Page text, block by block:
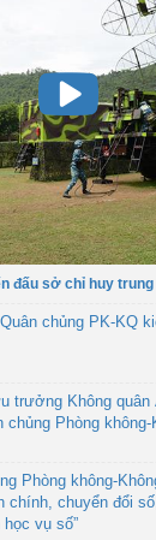
đấu sở chỉ huy
chủng PK-KQ
trưởng Không
chủng Phòng
Phòng không-
chính, chuyển đổi
học vụ số”